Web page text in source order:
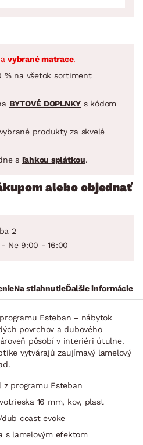
vybrané matrace.
% na všetok sortiment
BYTOVÉ DOPLNKY s kódom
produkty za skvelé
s ľahkou splátkou.
alebo objednať
2
Ne 9:00 - 16:00
Na stiahnutieĎalšie informácie
Esteban – nábytok
povrchov a dubového
pôsobí v interiéri útulne.
vytvárajú zaujímavý lamelový
z programu Esteban
16 mm, kov, plast
coast evoke
s lamelovým efektom